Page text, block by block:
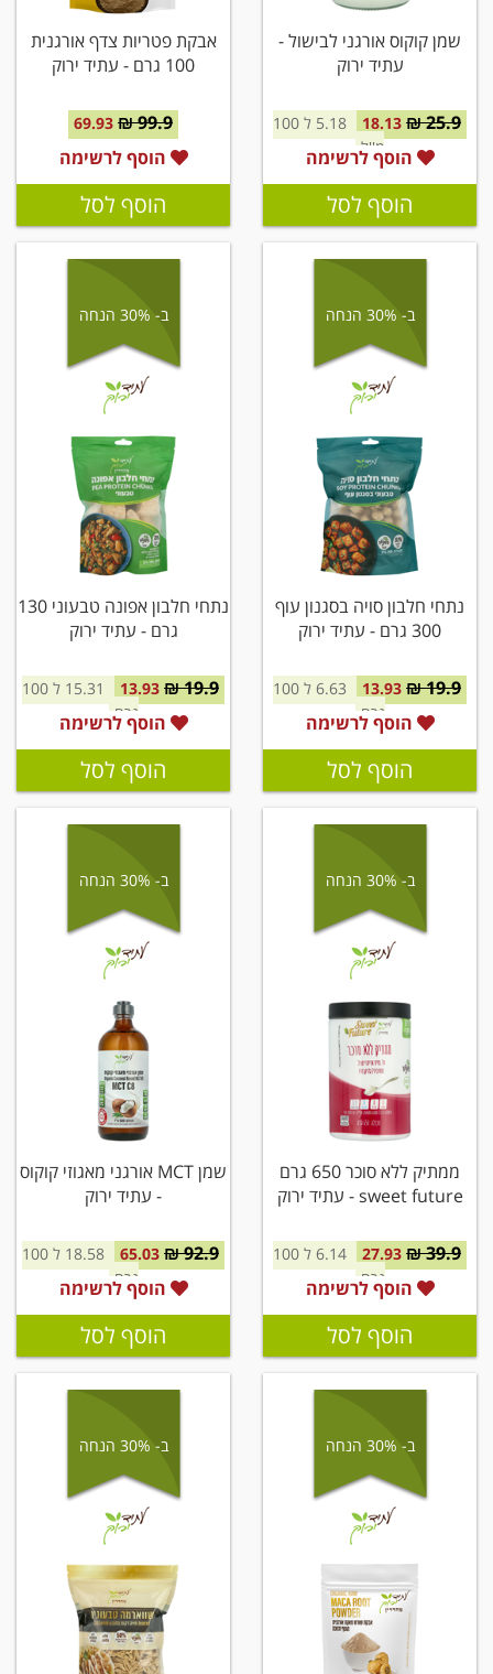
שמן קוקוס אורגני לבישול -
עתיד ירוק
25.9 ₪
18.13
5.18 ל 100
מ''ל
הוסף לרשימה
הוסף לסל
אבקת פטריות צדף אורגנית
100 גרם - עתיד ירוק
99.9 ₪
69.93
הוסף לרשימה
הוסף לסל
ב- 30% הנחה
נתחי חלבון סויה בסגנון עוף
300 גרם - עתיד ירוק
19.9 ₪
13.93
6.63 ל 100
גרם
הוסף לרשימה
הוסף לסל
ב- 30% הנחה
נתחי חלבון אפונה טבעוני 130
גרם - עתיד ירוק
19.9 ₪
13.93
15.31 ל 100
גרם
הוסף לרשימה
הוסף לסל
ב- 30% הנחה
ממתיק ללא סוכר 650 גרם
sweet future - עתיד ירוק
39.9 ₪
27.93
6.14 ל 100
גרם
הוסף לרשימה
הוסף לסל
ב- 30% הנחה
שמן MCT אורגני מאגוזי קוקוס
- עתיד ירוק
92.9 ₪
65.03
18.58 ל 100
גרם
הוסף לרשימה
הוסף לסל
ב- 30% הנחה ב- 30% הנחה